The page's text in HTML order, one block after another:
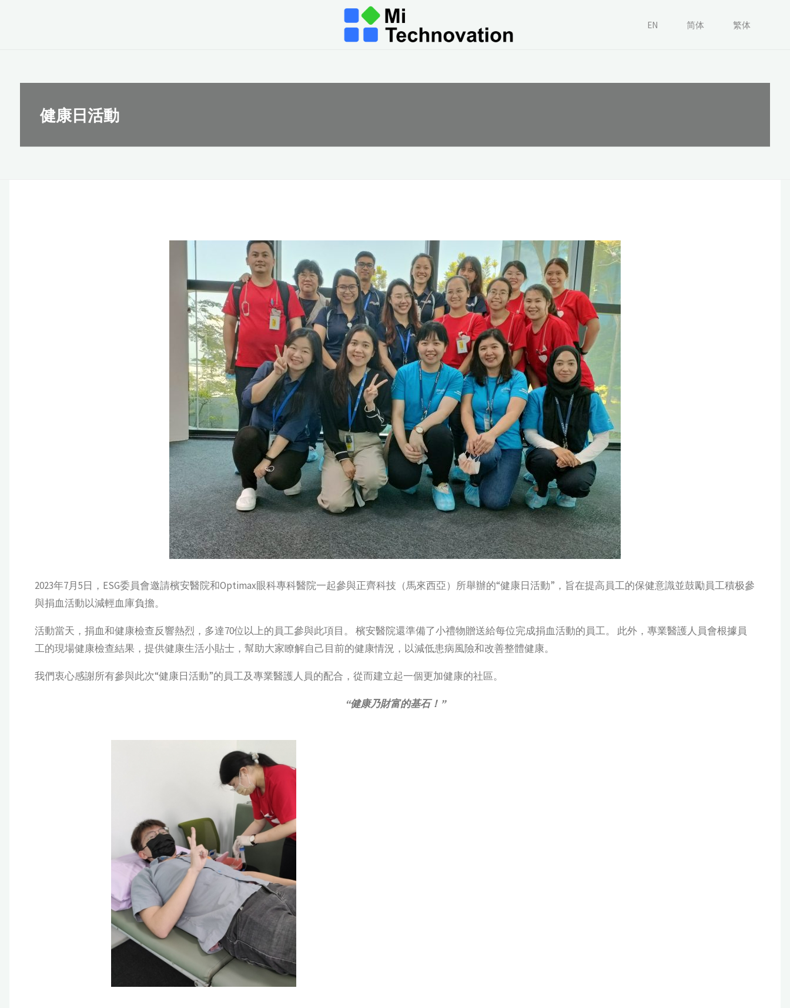
EN 简体 繁体
健康日活動
2023年7月5日，ESG委員會邀請檳安醫院和Optimax眼科專科醫院一起參與正齊科技（馬來西亞）所舉辦的“健康日活動”，旨在提高員工的保健意識並鼓勵員工積极參
與捐血活動以減輕血庫負擔。
活動當天，捐血和健康檢查反響熱烈，多達70位以上的員工參與此項目。 檳安醫院還準備了小禮物贈送給每位完成捐血活動的員工。 此外，專業醫護人員會根據員
工的現場健康檢查結果，提供健康生活小貼士，幫助大家瞭解自己目前的健康情況，以減低患病風險和改善整體健康。
我們衷心感謝所有參與此次“健康日活動”的員工及專業醫護人員的配合，從而建立起一個更加健康的社區。
“健康乃財富的基石！”